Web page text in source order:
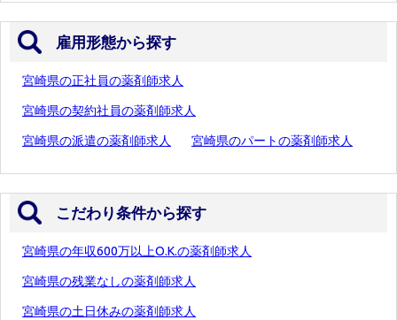
雇用形態から探す
宮崎県の正社員の薬剤師求人
宮崎県の契約社員の薬剤師求人
宮崎県の派遣の薬剤師求人 宮崎県のパートの薬剤師求人
こだわり条件から探す
宮崎県の年収600万以上O.K.の薬剤師求人
宮崎県の残業なしの薬剤師求人
宮崎県の土日休みの薬剤師求人